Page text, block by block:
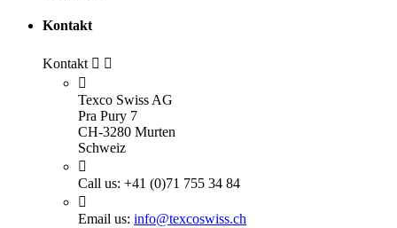
Kontakt
Kontakt  

Texco Swiss AG
Pra Pury 7
CH-3280 Murten
Schweiz

Call us: +41 (0)71 755 34 84

Email us: info@texcoswiss.ch